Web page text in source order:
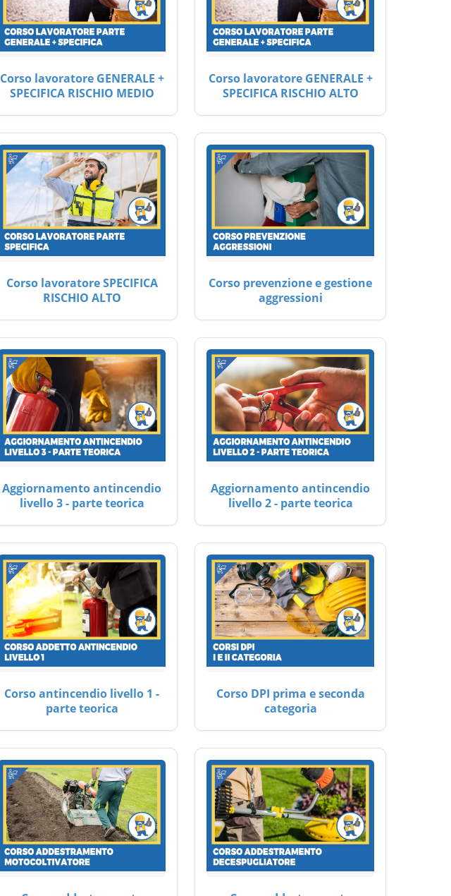
Corso lavoratore GENERALE +
SPECIFICA RISCHIO MEDIO
Corso lavoratore GENERALE +
SPECIFICA RISCHIO ALTO
Corso lavoratore SPECIFICA
RISCHIO ALTO
Corso prevenzione e gestione
aggressioni
Aggiornamento antincendio
livello 3 - parte teorica
Aggiornamento antincendio
livello 2 - parte teorica
Corso antincendio livello 1 -
parte teorica
Corso DPI prima e seconda
categoria